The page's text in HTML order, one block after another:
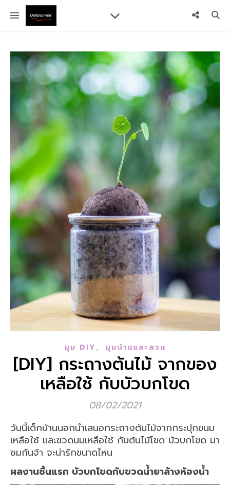
มุม DIY, มุมบ้านและสวน
[DIY] กระถางต้นไม้ จากของ
เหลือใช้ กับบัวบกโขด
08/02/2021
วันนี้เด็กบ้านนอกนำเสนอกระถางต้นไม้จากกระปุกขนม
เหลือใช้ และขวดนมเหลือใช้ กับต้นไม้โขด บัวบกโขด มา
ชมกันจ้า จะน่ารักขนาดไหน
ผลงานชิ้นแรก บัวบกโขดกับขวดน้ำยาล้างห้องน้ำ